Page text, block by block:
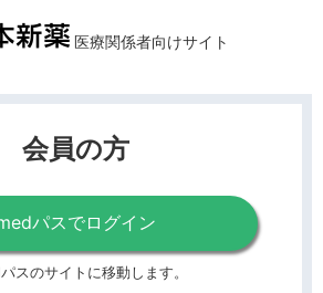
医療関係者向けサイト
会員の方
パスでログイン
スのサイトに移動します。